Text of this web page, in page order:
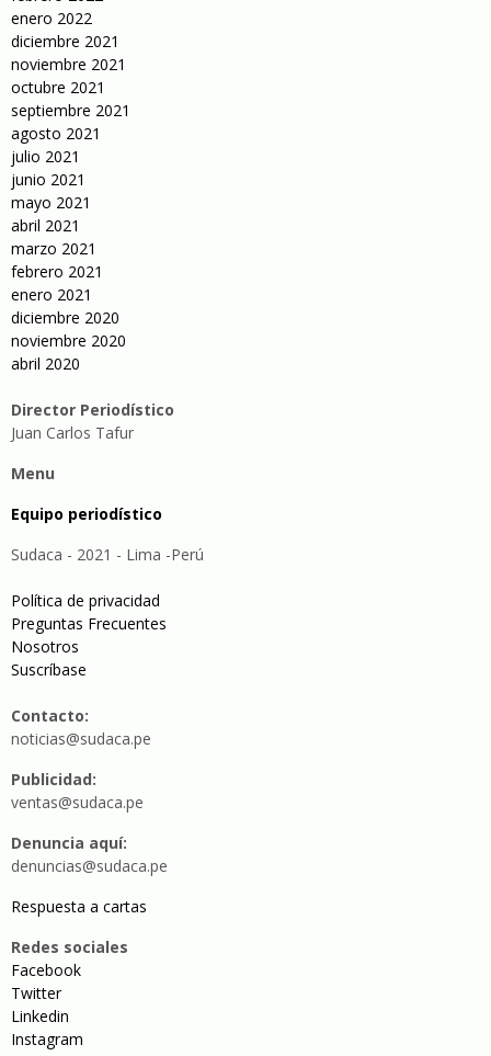
enero 2022
diciembre 2021
noviembre 2021
octubre 2021
septiembre 2021
agosto 2021
julio 2021
junio 2021
mayo 2021
abril 2021
marzo 2021
febrero 2021
enero 2021
diciembre 2020
noviembre 2020
abril 2020
Director Periodístico
Juan Carlos Tafur
Menu
Equipo periodístico
Sudaca - 2021 - Lima -Perú
Política de privacidad
Preguntas Frecuentes
Nosotros
Suscríbase
Contacto:
noticias@sudaca.pe
Publicidad:
ventas@sudaca.pe
Denuncia aquí:
denuncias@sudaca.pe
Respuesta a cartas
Redes sociales
Facebook
Twitter
Linkedin
Instagram